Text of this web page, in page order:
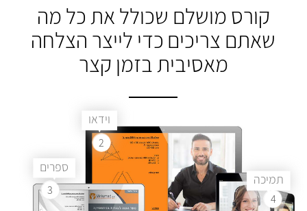
קורס מושלם שכולל את כל מה
שאתם צריכים כדי לייצר הצלחה
מאסיבית בזמן קצר
וידאו
2
ספרים
3
תמיכה
4